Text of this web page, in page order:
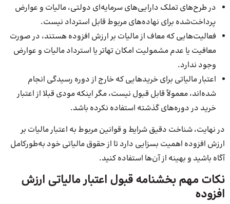
در طرح‌های تملک دارایی‌های سرمایه‌ای دولتی، مالیات و عوارض
پرداخت‌شده برای نهاده‌های مربوط قابل استرداد نیست.
فعالیت‌هایی که معاف از مالیات بر ارزش افزوده هستند، در صورت
معافیت یا عدم مشمولیت امکان تهاتر یا استرداد مالیات و عوارض
وجود ندارد.
اعتبار مالیاتی برای خریدهایی که خارج از دوره رسیدگی انجام
شده‌اند، معمولاً قابل قبول نیست، مگر اینکه مودی قبلا از اعتبار
خرید در دوره‌های گذشته استفاده نکرده باشد.
در نهایت، شناخت دقیق شرایط و قوانین مربوط به اعتبار مالیات بر
ارزش افزوده اهمیت بسزایی دارد تا از حقوق مالیاتی خود به‌طورکامل
آگاه باشید و بهینه از آن‌ها استفاده کنید.
نکات مهم بخشنامه قبول اعتبار مالیاتی ارزش
افزوده